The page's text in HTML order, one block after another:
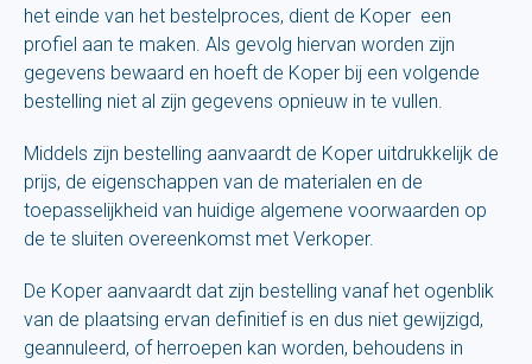
het einde van het bestelproces, dient de Koper een
profiel aan te maken. Als gevolg hiervan worden zijn
gegevens bewaard en hoeft de Koper bij een volgende
bestelling niet al zijn gegevens opnieuw in te vullen.
Middels zijn bestelling aanvaardt de Koper uitdrukkelijk de
prijs, de eigenschappen van de materialen en de
toepasselijkheid van huidige algemene voorwaarden op
de te sluiten overeenkomst met Verkoper.
De Koper aanvaardt dat zijn bestelling vanaf het ogenblik
van de plaatsing ervan definitief is en dus niet gewijzigd,
geannuleerd, of herroepen kan worden, behoudens in